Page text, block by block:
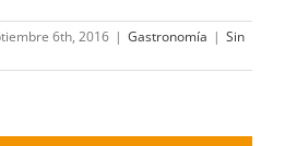
6th, 2016 | Gastronomía | Sin